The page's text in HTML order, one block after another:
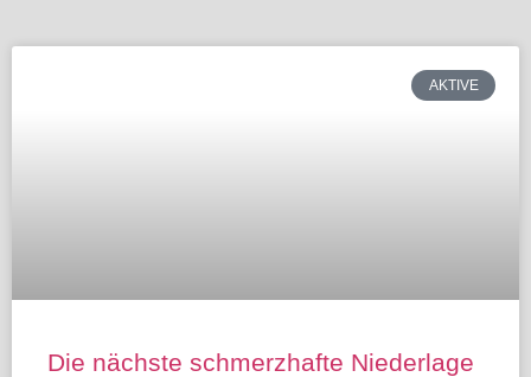
AKTIVE
Die nächste schmerzhafte Niederlage